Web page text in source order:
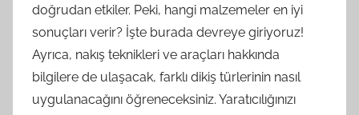
doğrudan etkiler. Peki, hangi malzemeler en iyi
sonuçları verir? İşte burada devreye giriyoruz!
Ayrıca, nakış teknikleri ve araçları hakkında
bilgilere de ulaşacak, farklı dikiş türlerinin nasıl
uygulanacağını öğreneceksiniz. Yaratıcılığınızı